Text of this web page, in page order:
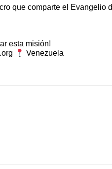
que comparte el Evangelio
esta misión!
Venezuela